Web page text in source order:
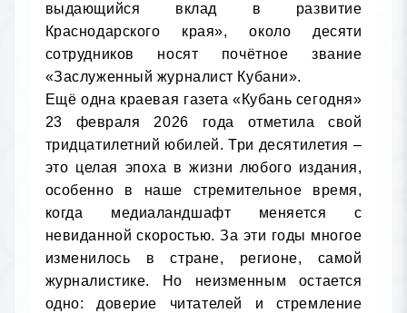
выдающийся вклад в развитие
Краснодарского края», около десяти
сотрудников носят почётное звание
«Заслуженный журналист Кубани».
Ещё одна краевая газета «Кубань сегодня»
23 февраля 2026 года отметила свой
тридцатилетний юбилей. Три десятилетия –
это целая эпоха в жизни любого издания,
особенно в наше стремительное время,
когда медиаландшафт меняется с
невиданной скоростью. За эти годы многое
изменилось в стране, регионе, самой
журналистике. Но неизменным остается
одно: доверие читателей и стремление